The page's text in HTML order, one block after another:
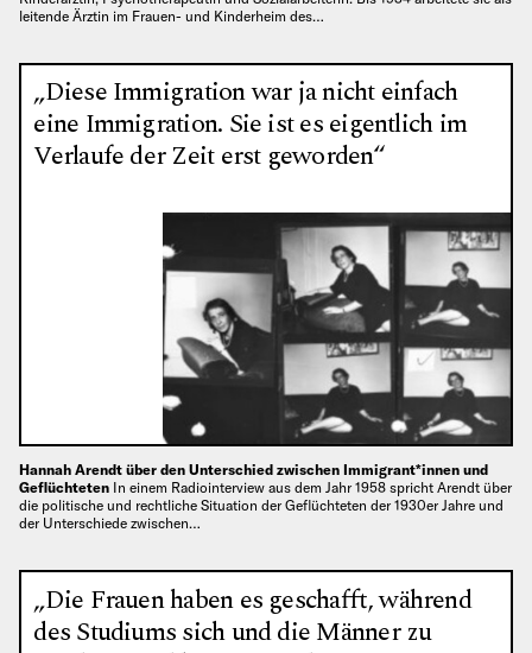
leitende Ärztin im Frauen- und Kinderheim des…
„Diese Immigration war ja nicht einfach
eine Immigration. Sie ist es eigentlich im
Verlaufe der Zeit erst geworden“
Hannah Arendt über den Unterschied zwischen Immigrant*innen und
Geflüchteten In einem Radiointerview aus dem Jahr 1958 spricht Arendt über
die politische und rechtliche Situation der Geflüchteten der 1930er Jahre und
der Unterschiede zwischen…
„Die Frauen haben es geschafft, während
des Studiums sich und die Männer zu